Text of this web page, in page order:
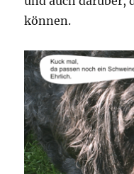
können.